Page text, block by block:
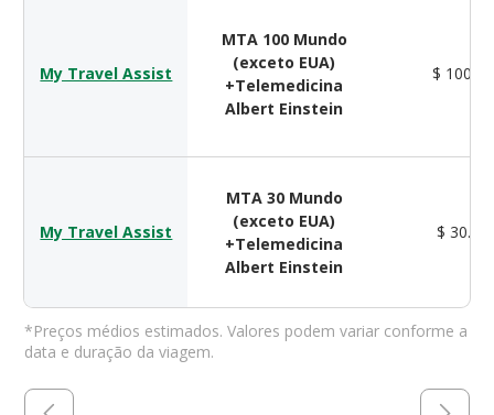
My Travel Assist
MTA 100 Mundo
(exceto EUA)
+Telemedicina
Albert Einstein
$
My Travel Assist
MTA 30 Mundo
(exceto EUA)
+Telemedicina
Albert Einstein
$
*Preços médios estimados. Valores podem variar conforme a
data e duração da viagem.